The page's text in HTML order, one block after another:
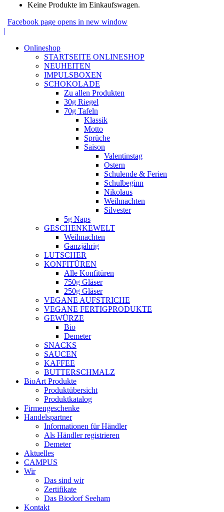
Keine Produkte im Einkaufswagen.
Facebook page opens in new window
|
Onlineshop
STARTSEITE ONLINESHOP
NEUHEITEN
IMPULSBOXEN
SCHOKOLADE
Zu allen Produkten
30g Riegel
70g Tafeln
Klassik
Motto
Sprüche
Saison
Valentinstag
Ostern
Schulende & Ferien
Schulbeginn
Nikolaus
Weihnachten
Silvester
5g Naps
GESCHENKEWELT
Weihnachten
Ganzjährig
LUTSCHER
KONFITÜREN
Alle Konfitüren
750g Gläser
250g Gläser
VEGANE AUFSTRICHE
VEGANE FERTIGPRODUKTE
GEWÜRZE
Bio
Demeter
SNACKS
SAUCEN
KAFFEE
BUTTERSCHMALZ
BioArt Produkte
Produktübersicht
Produktkatalog
Firmengeschenke
Handelspartner
Informationen für Händler
Als Händler registrieren
Demeter
Aktuelles
CAMPUS
Wir
Das sind wir
Zertifikate
Das Biodorf Seeham
Kontakt